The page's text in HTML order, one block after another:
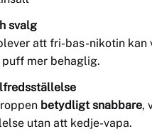
svalg
att fri-bas-nikotin
mer behaglig.
betydligt snabbare,
utan att kedje-vapa.